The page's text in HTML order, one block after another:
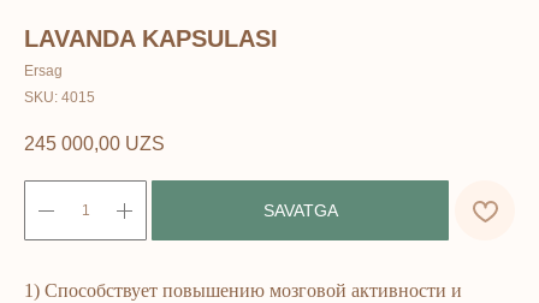
LAVANDA KAPSULASI
Ersag
SKU: 4015
245 000,00 UZS
SAVATGA
1) Способствует повышению мозговой активности и